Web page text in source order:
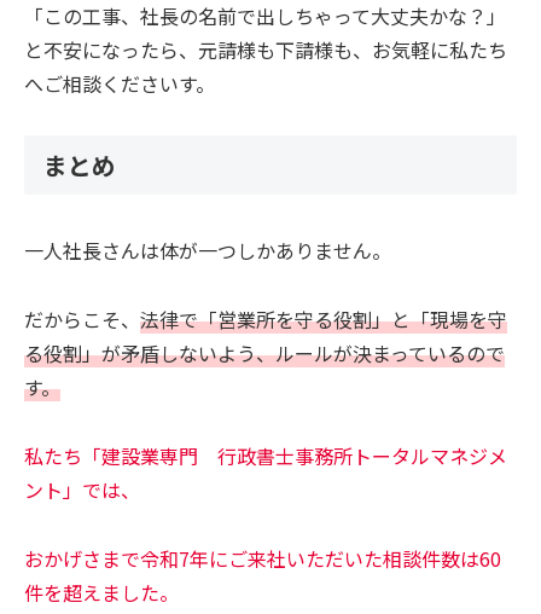
「この工事、社長の名前で出しちゃって大丈夫かな？」
と不安になったら、元請様も下請様も、お気軽に私たち
へご相談くださいす。
まとめ
一人社長さんは体が一つしかありません。
だからこそ、 法律で「営業所を守る役割」と「現場を守
る役割」が矛盾しないよう、ルールが決まっているので
す。
私たち「建設業専門 行政書士事務所トータルマネジメ
ント」では、
おかげさまで令和7年にご来社いただいた相談件数は60
件を超えました。